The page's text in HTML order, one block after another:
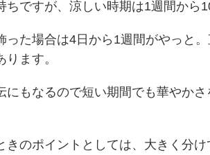
ちですが、涼しい時期は1週間から
った場合は4日から1週間がやっと
ます。
にもなるので短い期間でも華やか
きのポイントとしては、大きく分け